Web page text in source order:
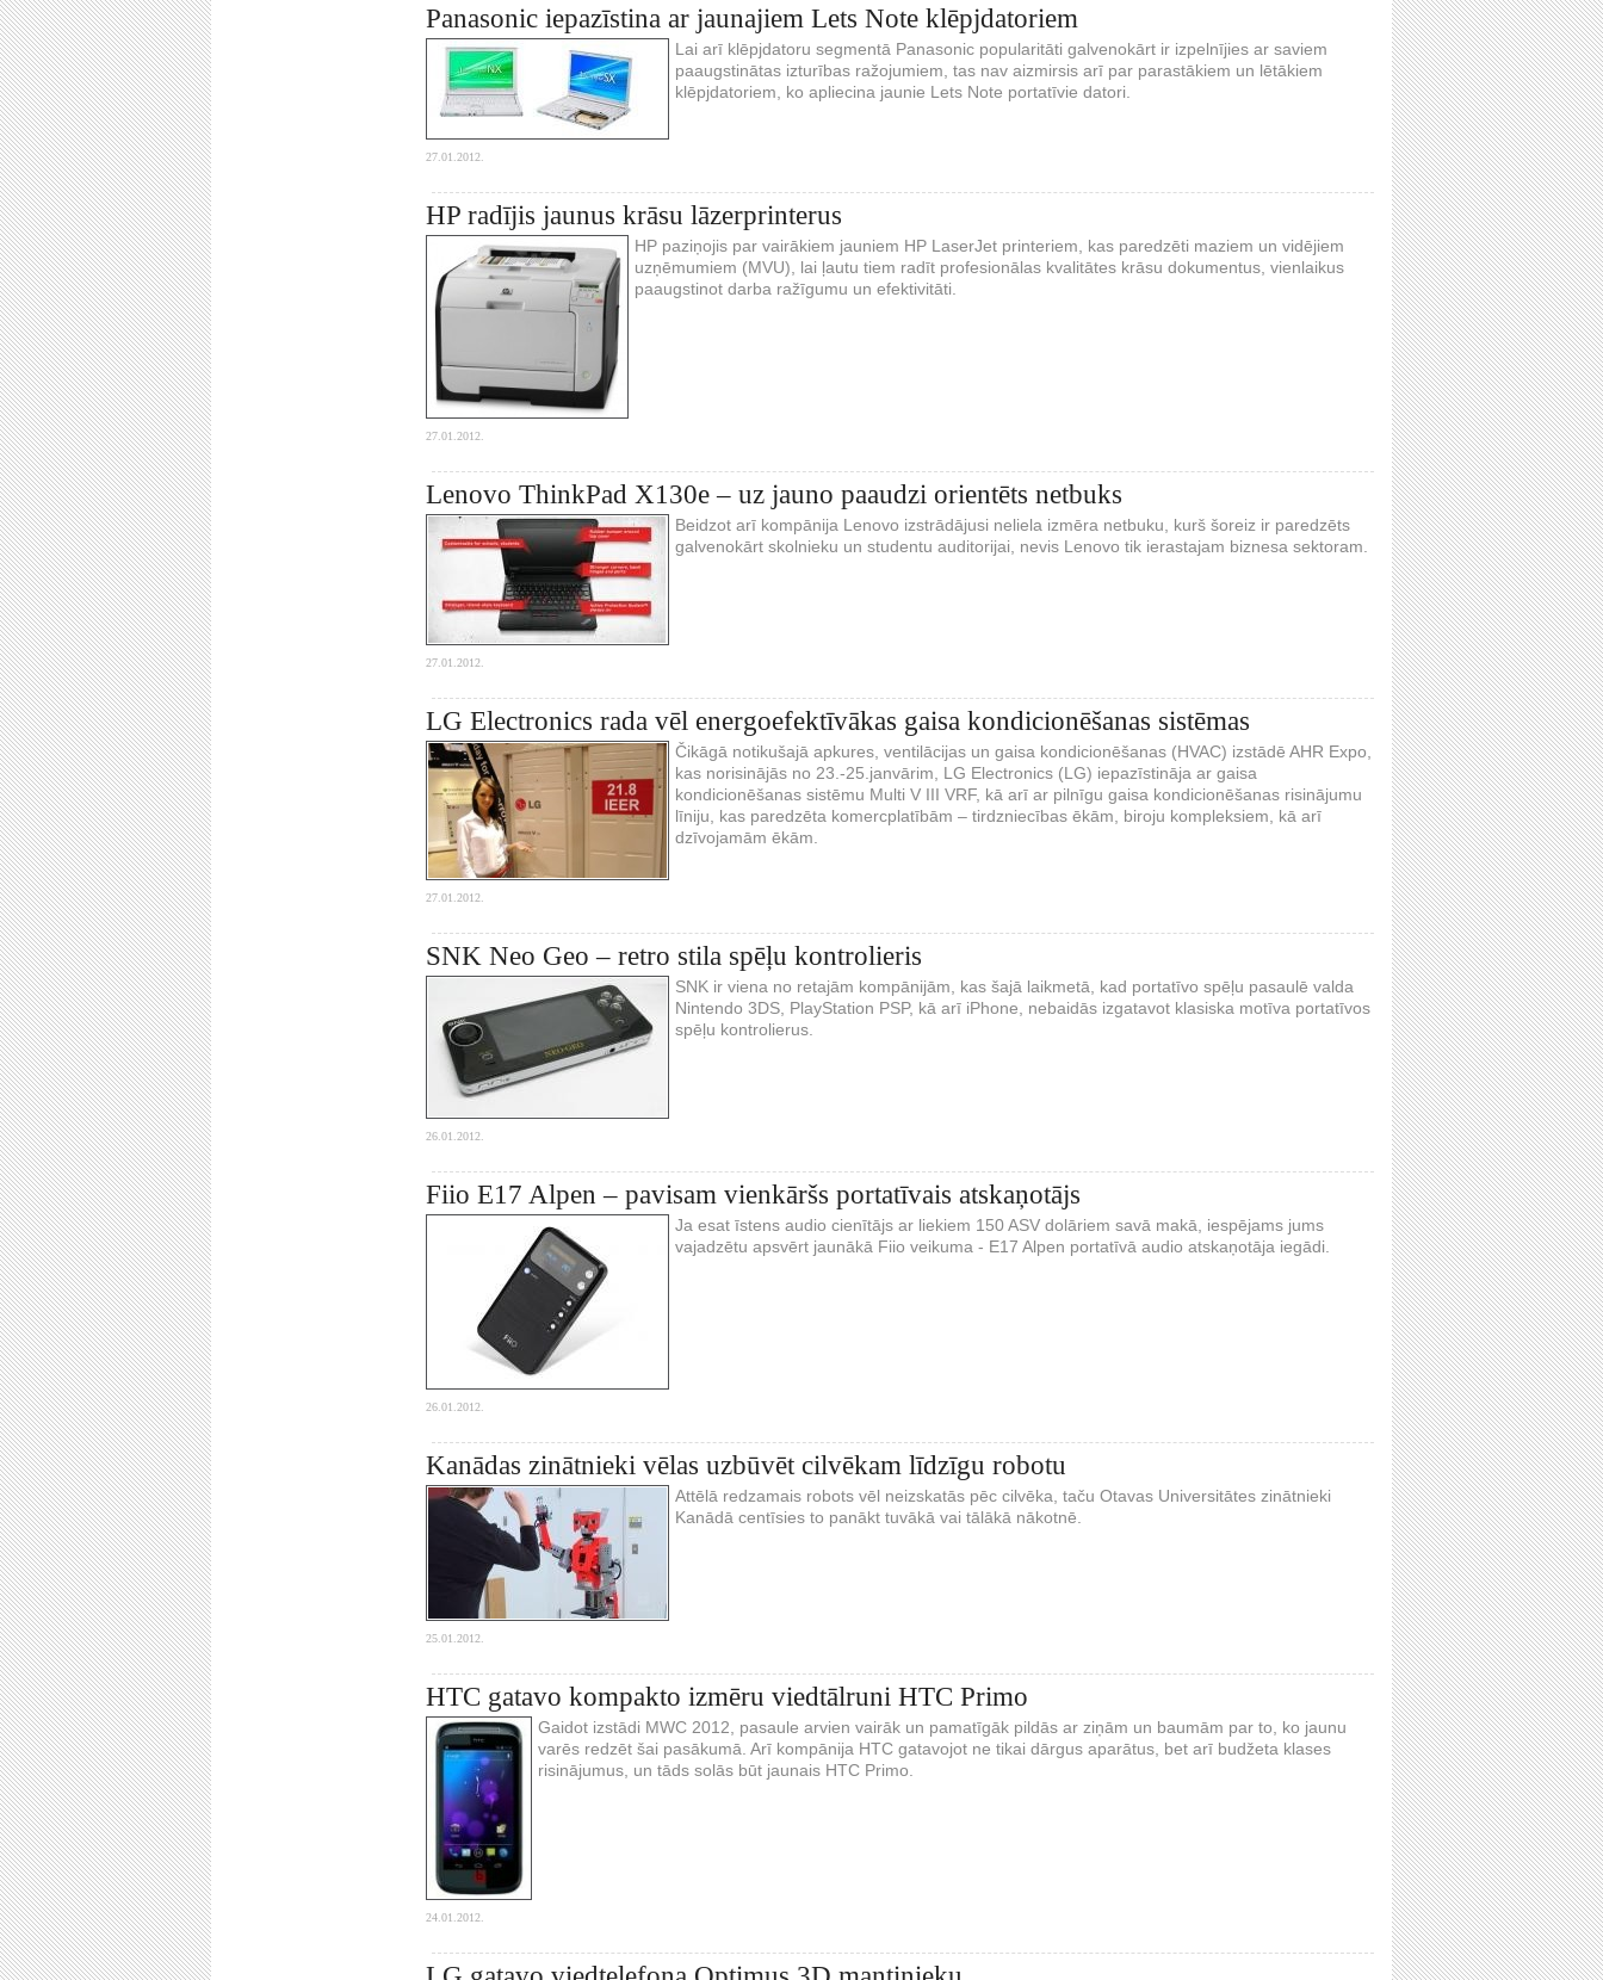
Panasonic iepazīstina ar jaunajiem Lets Note klēpjdatoriem
Lai arī klēpjdatoru segmentā Panasonic popularitāti galvenokārt ir izpelnījies ar saviem
paaugstinātas izturības ražojumiem, tas nav aizmirsis arī par parastākiem un lētākiem
klēpjdatoriem, ko apliecina jaunie Lets Note portatīvie datori.
27.01.2012.
HP radījis jaunus krāsu lāzerprinterus
HP paziņojis par vairākiem jauniem HP LaserJet printeriem, kas paredzēti maziem un vidējiem
uzņēmumiem (MVU), lai ļautu tiem radīt profesionālas kvalitātes krāsu dokumentus, vienlaikus
paaugstinot darba ražīgumu un efektivitāti.
27.01.2012.
Lenovo ThinkPad X130e – uz jauno paaudzi orientēts netbuks
Beidzot arī kompānija Lenovo izstrādājusi neliela izmēra netbuku, kurš šoreiz ir paredzēts
galvenokārt skolnieku un studentu auditorijai, nevis Lenovo tik ierastajam biznesa sektoram.
27.01.2012.
LG Electronics rada vēl energoefektīvākas gaisa kondicionēšanas sistēmas
Čikāgā notikušajā apkures, ventilācijas un gaisa kondicionēšanas (HVAC) izstādē AHR Expo,
kas norisinājās no 23.-25.janvārim, LG Electronics (LG) iepazīstināja ar gaisa
kondicionēšanas sistēmu Multi V III VRF, kā arī ar pilnīgu gaisa kondicionēšanas risinājumu
līniju, kas paredzēta komercplatībām – tirdzniecības ēkām, biroju kompleksiem, kā arī
dzīvojamām ēkām.
27.01.2012.
SNK Neo Geo – retro stila spēļu kontrolieris
SNK ir viena no retajām kompānijām, kas šajā laikmetā, kad portatīvo spēļu pasaulē valda
Nintendo 3DS, PlayStation PSP, kā arī iPhone, nebaidās izgatavot klasiska motīva portatīvos
spēļu kontrolierus.
26.01.2012.
Fiio E17 Alpen – pavisam vienkāršs portatīvais atskaņotājs
Ja esat īstens audio cienītājs ar liekiem 150 ASV dolāriem savā makā, iespējams jums
vajadzētu apsvērt jaunākā Fiio veikuma - E17 Alpen portatīvā audio atskaņotāja iegādi.
26.01.2012.
Kanādas zinātnieki vēlas uzbūvēt cilvēkam līdzīgu robotu
Attēlā redzamais robots vēl neizskatās pēc cilvēka, taču Otavas Universitātes zinātnieki
Kanādā centīsies to panākt tuvākā vai tālākā nākotnē.
25.01.2012.
HTC gatavo kompakto izmēru viedtālruni HTC Primo
Gaidot izstādi MWC 2012, pasaule arvien vairāk un pamatīgāk pildās ar ziņām un baumām par to, ko jaunu
varēs redzēt šai pasākumā. Arī kompānija HTC gatavojot ne tikai dārgus aparātus, bet arī budžeta klases
risinājumus, un tāds solās būt jaunais HTC Primo.
24.01.2012.